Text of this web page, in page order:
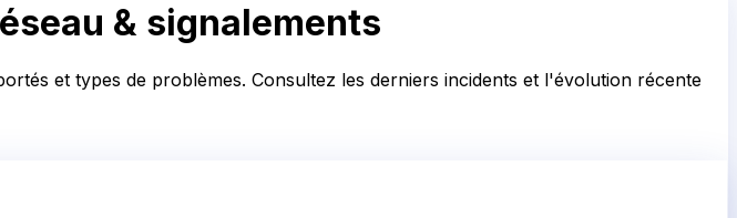
& signalements
et types de problèmes. Consultez les derniers incidents et l'évolution récente